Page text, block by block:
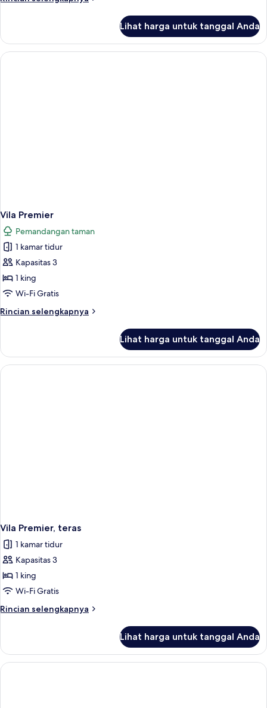
kolam
Vila
Premier,
pemandangan
Lihat harga untuk tanggal Anda
Vila Premier
Pemandangan taman
1 kamar tidur
Kapasitas 3
1 king
Wi-Fi Gratis
Rincian selengkapnya
Rincian
Vila
Premier
Lihat harga untuk tanggal Anda
Vila Premier, teras
1 kamar tidur
Kapasitas 3
1 king
Wi-Fi Gratis
Rincian selengkapnya
Rincian
Vila
Premier,
teras
Lihat harga untuk tanggal Anda